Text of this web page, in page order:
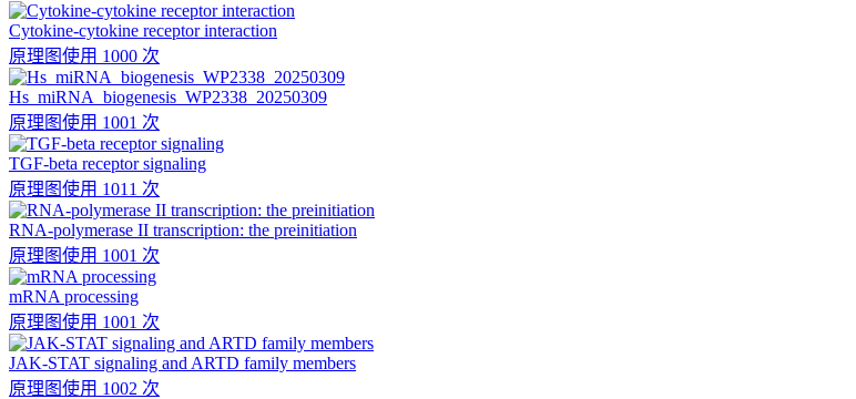
Cytokine-cytokine receptor interaction
原理图使用 1000 次
Hs_miRNA_biogenesis_WP2338_20250309
原理图使用 1001 次
TGF-beta receptor signaling
原理图使用 1011 次
RNA-polymerase II transcription: the preinitiation
原理图使用 1001 次
mRNA processing
原理图使用 1001 次
JAK-STAT signaling and ARTD family members
原理图使用 1002 次